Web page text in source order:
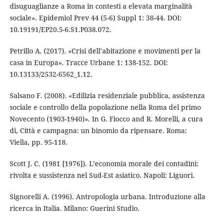
disuguaglianze a Roma in contesti a elevata marginalità
sociale». Epidemiol Prev 44 (5-6) Suppl 1: 38-44. DOI:
10.19191/EP20.5-6.S1.P038.072.
Petrillo A. (2017). «Crisi dell’abitazione e movimenti per la
casa in Europa». Tracce Urbane 1: 138-152. DOI:
10.13133/2532-6562_1.12.
Salsano F. (2008). «Edilizia residenziale pubblica, assistenza
sociale e controllo della popolazione nella Roma del primo
Novecento (1903-1940)». In G. Fiocco and R. Morelli, a cura
di, Città e campagna: un binomio da ripensare. Roma:
Viella, pp. 95-118.
Scott J. C. (1981 [1976]). L’economia morale dei contadini:
rivolta e sussistenza nel Sud-Est asiatico. Napoli: Liguori.
Signorelli A. (1996). Antropologia urbana. Introduzione alla
ricerca in Italia. Milano: Guerini Studio.